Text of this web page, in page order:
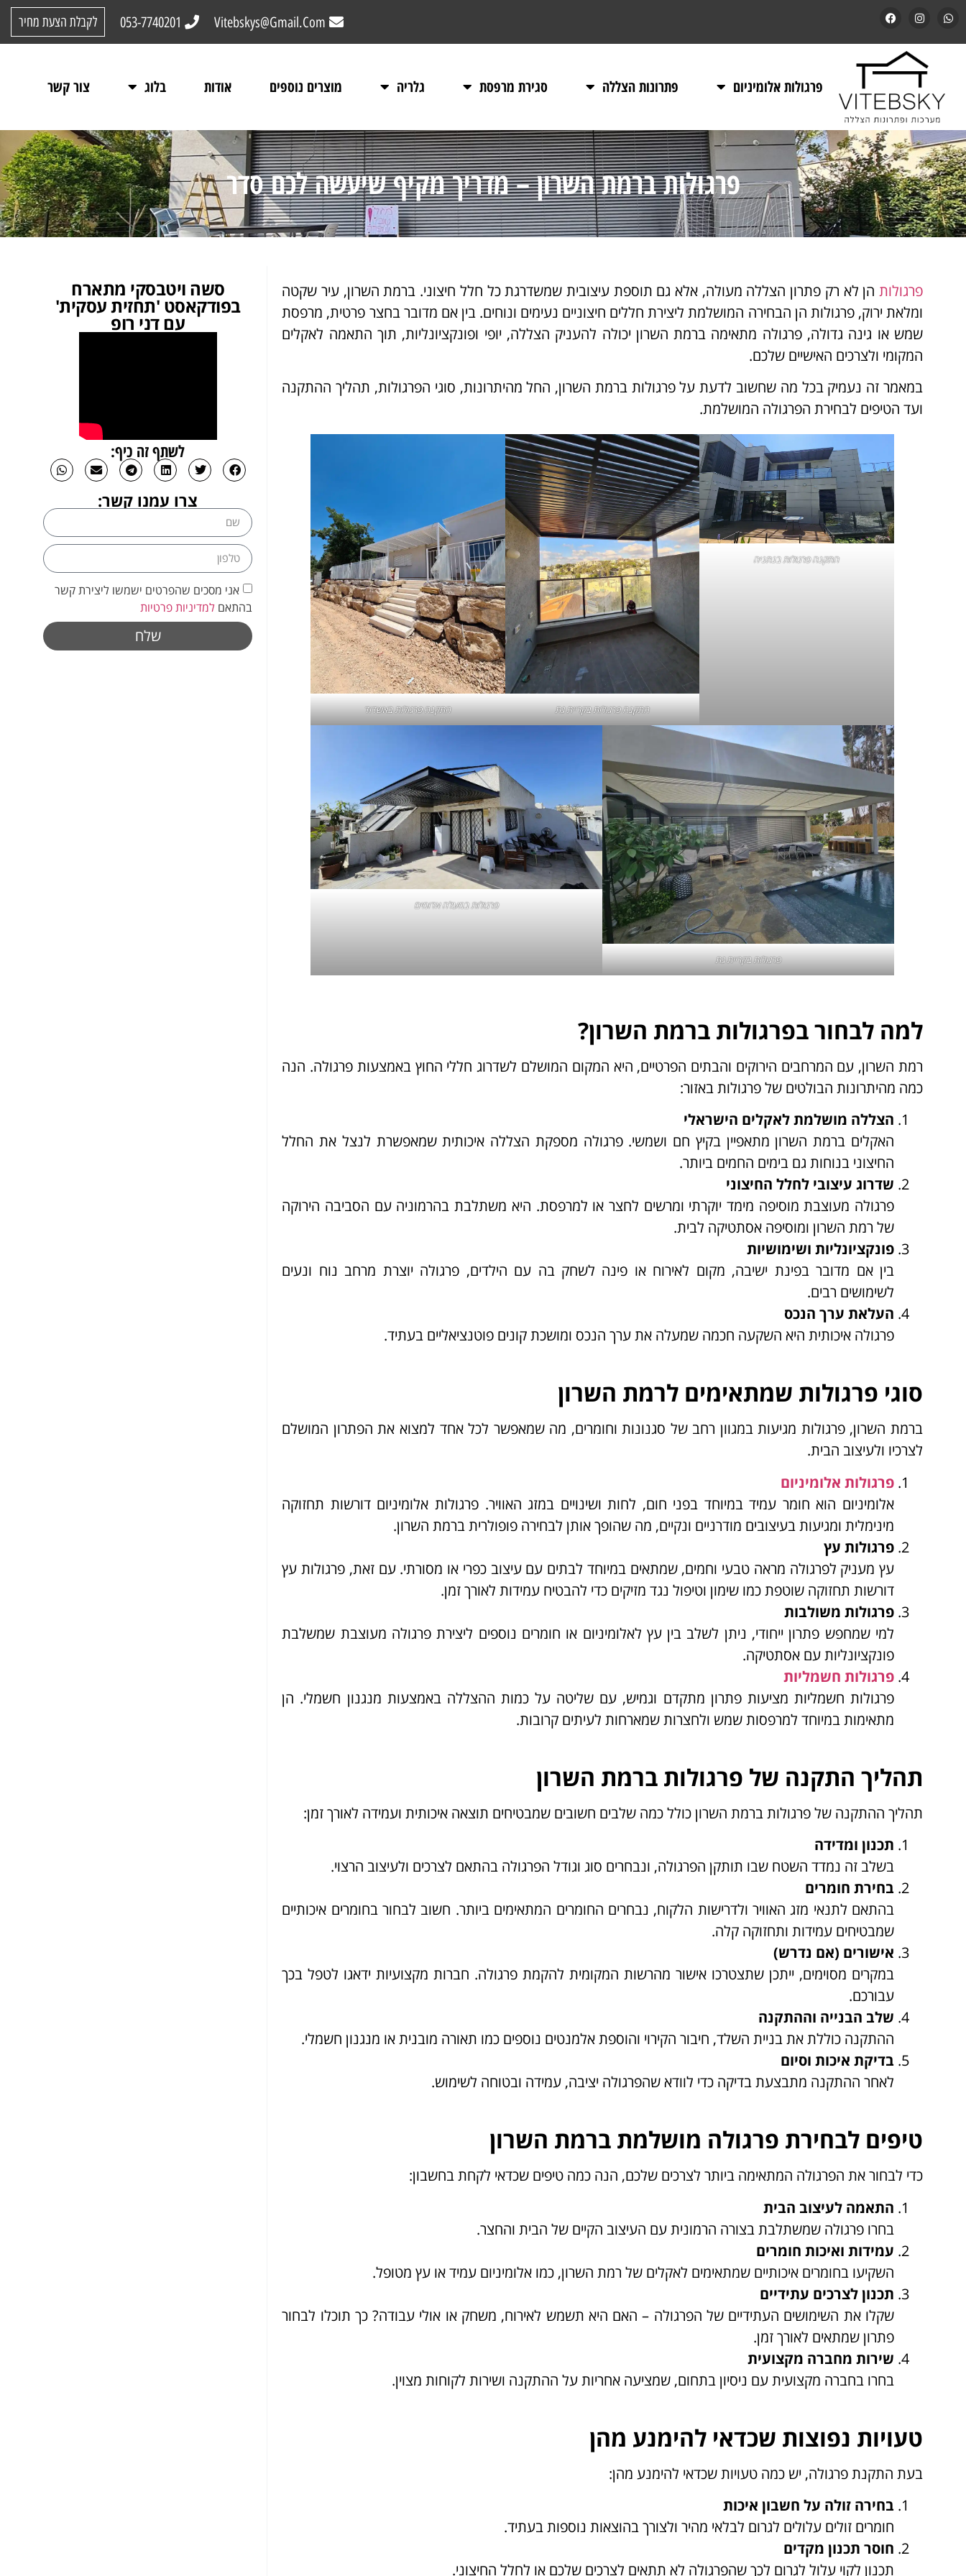
Vitebskys@Gmail.Com
053-7740201 לקבלת הצעת מחיר
פרגולות אלומיניום פתרונות הצללה סגירת מרפסת גלריה מוצרים נוספים אודות בלוג צור קשר
פרגולות ברמת השרון – מדריך מקיף שיעשה לכם סדר
פרגולות הן לא רק פתרון הצללה מעולה, אלא גם תוספת עיצובית שמשדרגת כל חלל חיצוני. ברמת השרון, עיר שקטה
ומלאת ירוק, פרגולות הן הבחירה המושלמת ליצירת חללים חיצוניים נעימים ונוחים. בין אם מדובר בחצר פרטית, מרפסת
שמש או גינה גדולה, פרגולה מתאימה ברמת השרון יכולה להעניק הצללה, יופי ופונקציונליות, תוך התאמה לאקלים
המקומי ולצרכים האישיים שלכם.
במאמר זה נעמיק בכל מה שחשוב לדעת על פרגולות ברמת השרון, החל מהיתרונות, סוגי הפרגולות, תהליך ההתקנה
ועד הטיפים לבחירת הפרגולה המושלמת.
התקנהפרגולות בנתניה
התקנה פרגולות בקריית גת התקנהפרגולות באשדוד
פרגולות בקריית גת
פרגולות במעלה אדומים
למה לבחור בפרגולות ברמת השרון?
רמת השרון, עם המרחבים הירוקים והבתים הפרטיים, היא המקום המושלם לשדרוג חללי החוץ באמצעות פרגולה. הנה
כמה מהיתרונות הבולטים של פרגולות באזור:
הצללה מושלמת לאקלים הישראלי
האקלים ברמת השרון מתאפיין בקיץ חם ושמשי. פרגולה מספקת הצללה איכותית שמאפשרת לנצל את החלל
החיצוני בנוחות גם בימים החמים ביותר.
שדרוג עיצובי לחלל החיצוני
פרגולה מעוצבת מוסיפה מימד יוקרתי ומרשים לחצר או למרפסת. היא משתלבת בהרמוניה עם הסביבה הירוקה
של רמת השרון ומוסיפה אסתטיקה לבית.
פונקציונליות ושימושיות
בין אם מדובר בפינת ישיבה, מקום לאירוח או פינה לשחק בה עם הילדים, פרגולה יוצרת מרחב נוח ונעים
לשימושים רבים.
העלאת ערך הנכס
פרגולה איכותית היא השקעה חכמה שמעלה את ערך הנכס ומושכת קונים פוטנציאליים בעתיד.
סוגי פרגולות שמתאימים לרמת השרון
ברמת השרון, פרגולות מגיעות במגוון רחב של סגנונות וחומרים, מה שמאפשר לכל אחד למצוא את הפתרון המושלם
לצרכיו ולעיצוב הבית.
פרגולות אלומיניום
אלומיניום הוא חומר עמיד במיוחד בפני חום, לחות ושינויים במזג האוויר. פרגולות אלומיניום דורשות תחזוקה
מינימלית ומגיעות בעיצובים מודרניים ונקיים, מה שהופך אותן לבחירה פופולרית ברמת השרון.
פרגולות עץ
עץ מעניק לפרגולה מראה טבעי וחמים, שמתאים במיוחד לבתים עם עיצוב כפרי או מסורתי. עם זאת, פרגולות עץ
דורשות תחזוקה שוטפת כמו שימון וטיפול נגד מזיקים כדי להבטיח עמידות לאורך זמן.
פרגולות משולבות
למי שמחפש פתרון ייחודי, ניתן לשלב בין עץ לאלומיניום או חומרים נוספים ליצירת פרגולה מעוצבת שמשלבת
פונקציונליות עם אסתטיקה.
פרגולות חשמליות
פרגולות חשמליות מציעות פתרון מתקדם וגמיש, עם שליטה על כמות ההצללה באמצעות מנגנון חשמלי. הן
מתאימות במיוחד למרפסות שמש ולחצרות שמארחות לעיתים קרובות.
תהליך התקנה של פרגולות ברמת השרון
תהליך ההתקנה של פרגולות ברמת השרון כולל כמה שלבים חשובים שמבטיחים תוצאה איכותית ועמידה לאורך זמן:
תכנון ומדידה
בשלב זה נמדד השטח שבו תותקן הפרגולה, ונבחרים סוג וגודל הפרגולה בהתאם לצרכים ולעיצוב הרצוי.
בחירת חומרים
בהתאם לתנאי מזג האוויר ולדרישות הלקוח, נבחרים החומרים המתאימים ביותר. חשוב לבחור בחומרים איכותיים
שמבטיחים עמידות ותחזוקה קלה.
אישורים (אם נדרש)
במקרים מסוימים, ייתכן שתצטרכו אישור מהרשות המקומית להקמת פרגולה. חברות מקצועיות ידאגו לטפל בכך
עבורכם.
שלב הבנייה וההתקנה
ההתקנה כוללת את בניית השלד, חיבור הקירוי והוספת אלמנטים נוספים כמו תאורה מובנית או מנגנון חשמלי.
בדיקת איכות וסיום
לאחר ההתקנה מתבצעת בדיקה כדי לוודא שהפרגולה יציבה, עמידה ובטוחה לשימוש.
טיפים לבחירת פרגולה מושלמת ברמת השרון
כדי לבחור את הפרגולה המתאימה ביותר לצרכים שלכם, הנה כמה טיפים שכדאי לקחת בחשבון:
התאמה לעיצוב הבית
בחרו פרגולה שמשתלבת בצורה הרמונית עם העיצוב הקיים של הבית והחצר.
עמידות ואיכות חומרים
השקיעו בחומרים איכותיים שמתאימים לאקלים של רמת השרון, כמו אלומיניום עמיד או עץ מטופל.
תכנון לצרכים עתידיים
שקלו את השימושים העתידיים של הפרגולה – האם היא תשמש לאירוח, משחק או אולי עבודה? כך תוכלו לבחור
פתרון שמתאים לאורך זמן.
שירות מחברה מקצועית
בחרו בחברה מקצועית עם ניסיון בתחום, שמציעה אחריות על ההתקנה ושירות לקוחות מצוין.
טעויות נפוצות שכדאי להימנע מהן
בעת התקנת פרגולה, יש כמה טעויות שכדאי להימנע מהן:
בחירה זולה על חשבון איכות
חומרים זולים עלולים לגרום לבלאי מהיר ולצורך בהוצאות נוספות בעתיד.
חוסר תכנון מקדים
תכנון לקוי עלול לגרום לכך שהפרגולה לא תתאים לצרכים שלכם או לחלל החיצוני.
סשה ויטבסקי מתארח
בפודקאסט 'תחזית עסקית'
עם דני רופ
לשתף זה כיף:
צרו עמנו קשר:
אני מסכים שהפרטים ישמשו ליצירת קשר
בהתאם למדיניות פרטיות
שלח